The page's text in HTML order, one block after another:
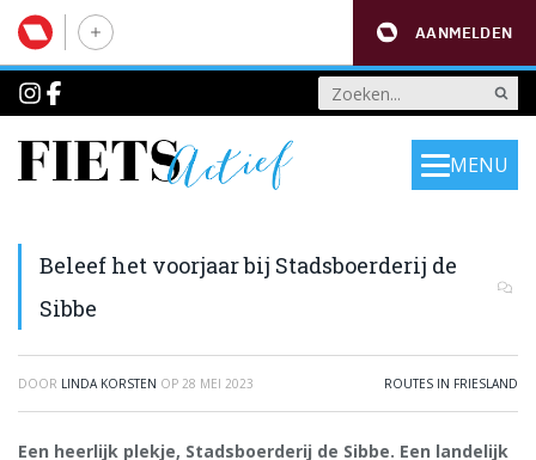
AANMELDEN
MENU
Beleef het voorjaar bij Stadsboerderij de
Sibbe
DOOR LINDA KORSTEN OP 28 MEI 2023 ROUTES IN FRIESLAND
Een heerlijk plekje, Stadsboerderij de Sibbe. Een landelijk